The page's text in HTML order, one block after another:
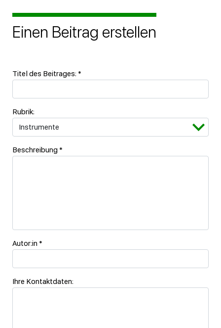
Einen Beitrag erstellen
Titel des Beitrages: *
Rubrik:
Beschreibung *
Autor:in *
Ihre Kontaktdaten: